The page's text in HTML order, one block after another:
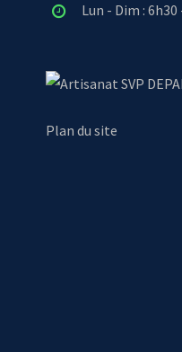
Lun - Dim : 6h30
SVP
Plan du site